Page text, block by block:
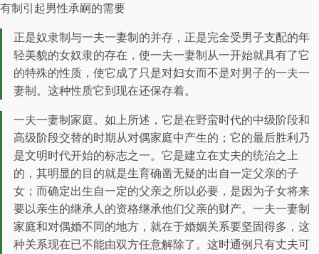
有制引起男性承嗣的需要
正是奴隶制与一夫一妻制的并存，正是完全受男子支配的年
轻美貌的女奴隶的存在，使一夫一妻制从一开始就具有了它
的特殊的性质，使它成了只是对妇女而不是对男子的一夫一
妻制。这种性质它到现在还保存着。
一夫一妻制家庭。如上所述，它是在野蛮时代的中级阶段和
高级阶段交替的时期从对偶家庭中产生的；它的最后胜利乃
是文明时代开始的标志之一。它是建立在丈夫的统治之上
的，其明显的目的就是生育确凿无疑的出自一定父亲的子
女；而确定出生自一定的父亲之所以必要，是因为子女将来
要以亲生的继承人的资格继承他们父亲的财产。一夫一妻制
家庭和对偶婚不同的地方，就在于婚姻关系要坚固得多，这
种关系现在已不能由双方任意解除了。这时通例只有丈夫可